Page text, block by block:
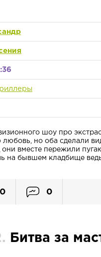
шоу про
но оба сделали
они вместе пережили
на бывшем кладбище
0 0
Битва за